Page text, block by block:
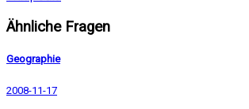
Ähnliche Fragen
Geographie
2008-11-17